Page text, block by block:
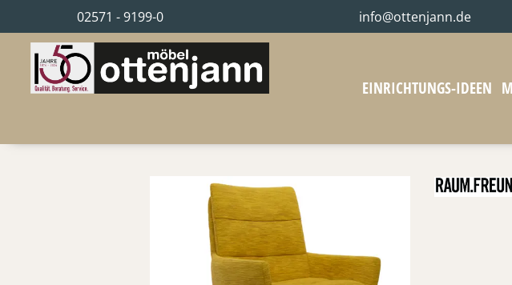
02571 - 9199-0 info@ottenjann.de
EINRICHTUNGS-IDEEN